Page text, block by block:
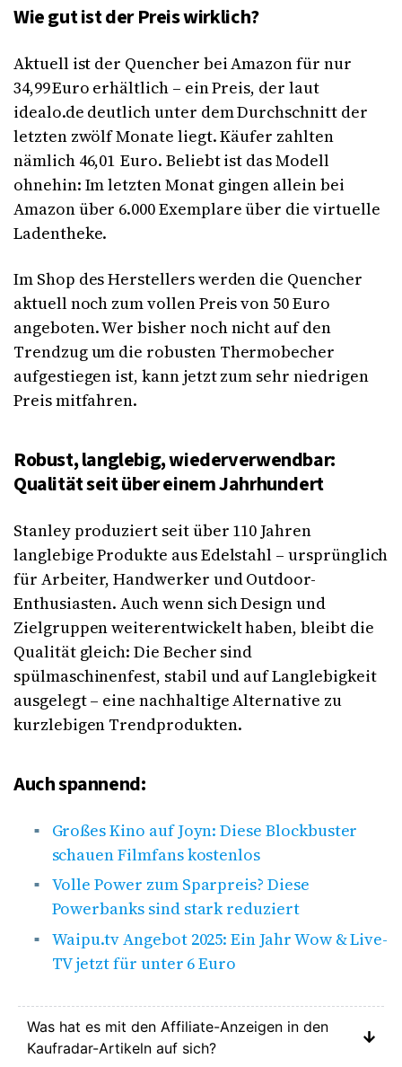
Wie gut ist der Preis wirklich?
Aktuell ist der Quencher bei Amazon für nur
34,99 Euro erhältlich – ein Preis, der laut
idealo.de deutlich unter dem Durchschnitt der
letzten zwölf Monate liegt. Käufer zahlten
nämlich 46,01 Euro. Beliebt ist das Modell
ohnehin: Im letzten Monat gingen allein bei
Amazon über 6.000 Exemplare über die virtuelle
Ladentheke.
Im Shop des Herstellers werden die Quencher
aktuell noch zum vollen Preis von 50 Euro
angeboten. Wer bisher noch nicht auf den
Trendzug um die robusten Thermobecher
aufgestiegen ist, kann jetzt zum sehr niedrigen
Preis mitfahren.
Robust, langlebig, wiederverwendbar:
Qualität seit über einem Jahrhundert
Stanley produziert seit über 110 Jahren
langlebige Produkte aus Edelstahl – ursprünglich
für Arbeiter, Handwerker und Outdoor-
Enthusiasten. Auch wenn sich Design und
Zielgruppen weiterentwickelt haben, bleibt die
Qualität gleich: Die Becher sind
spülmaschinenfest, stabil und auf Langlebigkeit
ausgelegt – eine nachhaltige Alternative zu
kurzlebigen Trendprodukten.
Auch spannend:
Großes Kino auf Joyn: Diese Blockbuster
schauen Filmfans kostenlos
Volle Power zum Sparpreis? Diese
Powerbanks sind stark reduziert
Waipu.tv Angebot 2025: Ein Jahr Wow & Live-
TV jetzt für unter 6 Euro
Was hat es mit den Affiliate-Anzeigen in den
Kaufradar-Artikeln auf sich?